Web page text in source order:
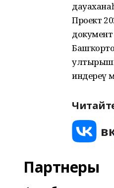
Проект
индереү
Партнеры